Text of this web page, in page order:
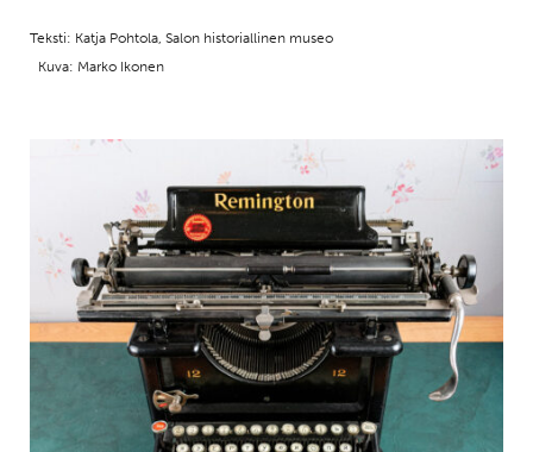
Teksti: Katja Pohtola, Salon historiallinen museo
Kuva: Marko Ikonen